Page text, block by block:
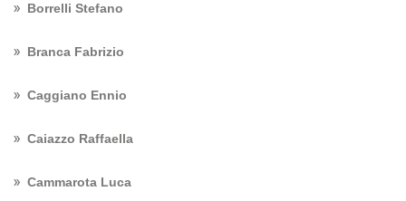
Borrelli Stefano
Branca Fabrizio
Caggiano Ennio
Caiazzo Raffaella
Cammarota Luca